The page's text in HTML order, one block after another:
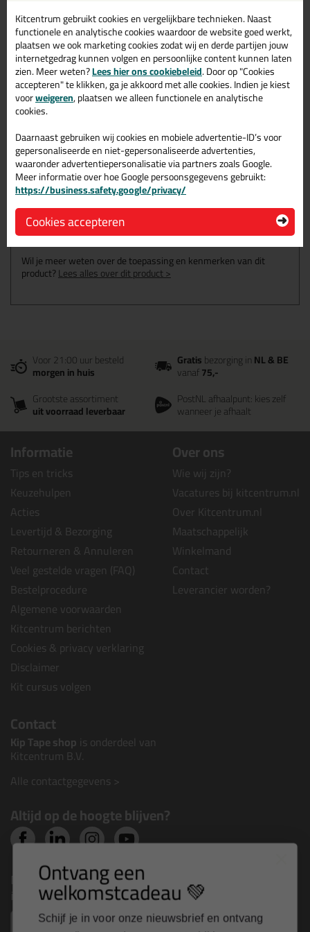
Extra glad Washi-Tec
Perfect voor restauratie
UV-bestendig
Duurzaam
Inzetduur binnen: 2 weken
Niet voor buiten
Omschrijving Reviews (1)
KIP 375 Washi-Tec Delicate
Soft - 50mtr in 48mm
Bestel de KIP 375 Washi-Tec Delicate Soft - 50mtr in 48mm
vandaag nog! Vandaag besteld = morgen in huis.
Wil je meer weten over de toepassing en kenmerken van dit
product?Lees alles over dit product >
Voor 21:00 uur besteld
morgen in huis
Gratisbezorging inNL & BE
vanaf75,-
Grootste assortiment
uit voorraad leverbaar
PostNL afhaalpunt: kies zelf
wanneer je afhaalt
Informatie
Tips en tricks
Keuzehulpen
Acties
Levertijd & Bezorging
Retourneren & Annuleren
Veel gestelde vragen (FAQ)
Bestelprocedure
Algemene voorwaarden
Kitcentrum berichten
Cookies & privacy verklaring
Disclaimer
Kit cursus volgen
Over ons
Wie wij zijn?
Vacatures bij kitcentrum.nl
Over Kitcentrum.nl
Maatschappelijk
Winkelmand
Contact
Leverancier worden?
Contact
Kip Tape shop is onderdeel van
Kitcentrum B.V.
Alle contactgegevens >
Altijd op de hoogte blijven?
Nieuws, tips en exclusieve deals rechtstreeks in je
inbox
Kitcentrum gebruikt cookies en vergelijkbare technieken. Naast
functionele en analytische cookies waardoor de website goed werkt,
plaatsen we ook marketing cookies zodat wij en derde partijen jouw
internetgedrag kunnen volgen en persoonlijke content kunnen laten
zien. Meer weten?Lees hier ons cookiebeleid. Door op "Cookies
accepteren" te klikken, ga je akkoord met alle cookies. Indien je kiest
voorweigeren, plaatsen we alleen functionele en analytische
cookies.
Daarnaast gebruiken wij cookies en mobiele advertentie-ID’s voor
gepersonaliseerde en niet-gepersonaliseerde advertenties,
waaronder advertentiepersonalisatie via partners zoals Google.
Meer informatie over hoe Google persoonsgegevens gebruikt:
https://business.safety.google/privacy/
Cookies accepteren
Ontvang een
welkomstcadeau 💚
Schijf je in voor onze nieuwsbrief en ontvang